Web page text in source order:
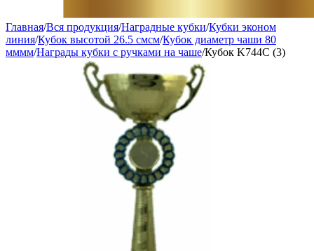
Главная/Вся продукция/Наградные кубки/Кубки эконом
линия/Кубок высотой 26.5 смсм/Кубок диаметр чаши 80
мммм/Награды кубки с ручками на чаше/Кубок K744C (3)